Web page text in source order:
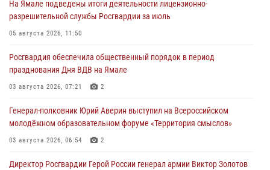
На Ямале подведены итоги деятельности лицензионно-
разрешительной службы Росгвардии за июль
05 августа 2026, 11:50
Росгвардия обеспечила общественный порядок в период
празднования Дня ВДВ на Ямале
03 августа 2026, 07:21 2
Генерал-полковник Юрий Аверин выступил на Всероссийском
молодёжном образовательном форуме «Территория смыслов»
03 августа 2026, 06:54 2
Директор Росгвардии Герой России генерал армии Виктор Золотов